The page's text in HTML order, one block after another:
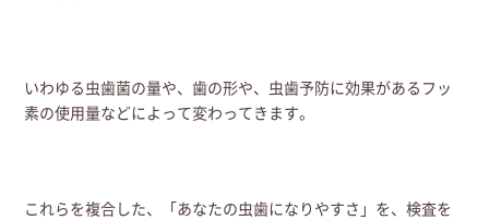
いわゆる虫歯菌の量や、歯の形や、虫歯予防に効果があるフッ
素の使用量などによって変わってきます。
これらを複合した、「あなたの虫歯になりやすさ」を、検査を